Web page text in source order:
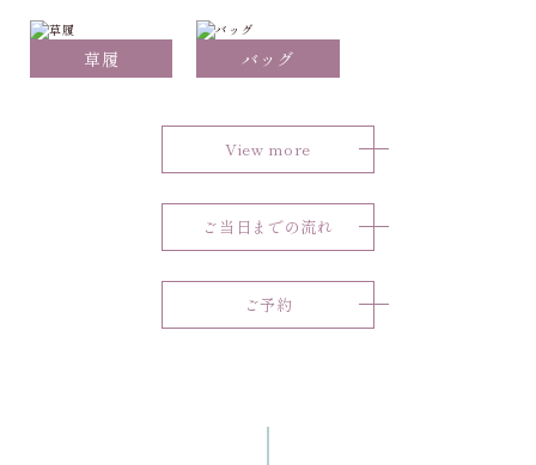
草履 バッグ
View more
ご当日までの流れ
ご予約